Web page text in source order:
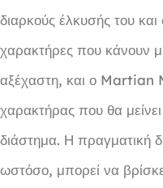
διαρκούς έλκυσής του και
χαρακτήρες που κάνουν
αξέχαστη, και ο Martian
χαρακτήρας που θα
διάστημα. Η πραγματική
ωστόσο, μπορεί να